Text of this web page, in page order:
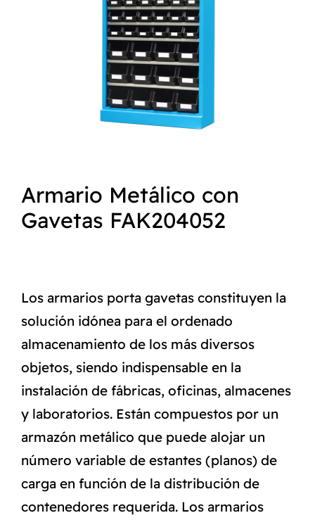
Armario Metálico con
Gavetas FAK204052
Los armarios porta gavetas constituyen la
solución idónea para el ordenado
almacenamiento de los más diversos
objetos, siendo indispensable en la
instalación de fábricas, oficinas, almacenes
y laboratorios. Están compuestos por un
armazón metálico que puede alojar un
número variable de estantes (planos) de
carga en función de la distribución de
contenedores requerida. Los armarios